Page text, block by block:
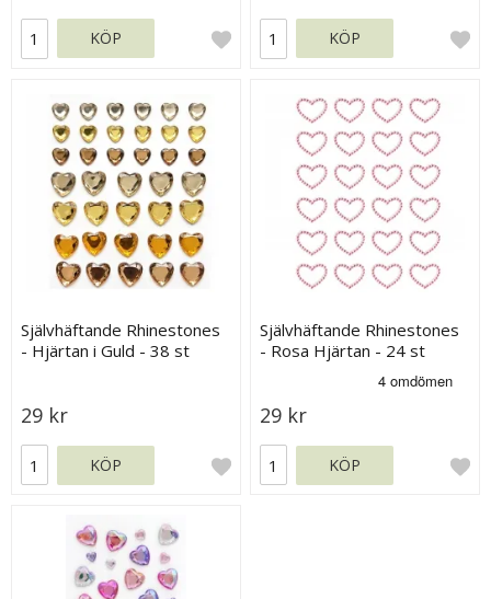
KÖP KÖP
Självhäftande Rhinestones
- Hjärtan i Guld - 38 st
29 kr
KÖP
Självhäftande Rhinestones
- Rosa Hjärtan - 24 st
29 kr
KÖP